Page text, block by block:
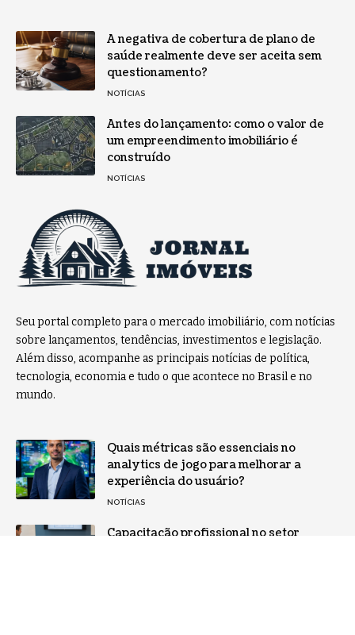
A negativa de cobertura de plano de
saúde realmente deve ser aceita sem
questionamento?
NOTÍCIAS
Antes do lançamento: como o valor de
um empreendimento imobiliário é
construído
NOTÍCIAS
Seu portal completo para o mercado imobiliário, com notícias
sobre lançamentos, tendências, investimentos e legislação.
Além disso, acompanhe as principais notícias de política,
tecnologia, economia e tudo o que acontece no Brasil e no
mundo.
Quais métricas são essenciais no
analytics de jogo para melhorar a
experiência do usuário?
NOTÍCIAS
Capacitação profissional no setor